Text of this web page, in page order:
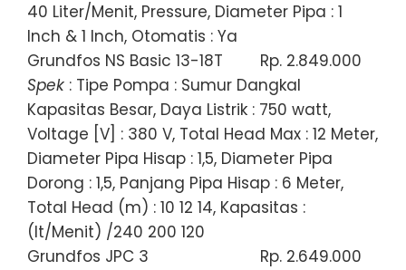
40 Liter/Menit, Pressure, Diameter Pipa : 1
Inch & 1 Inch, Otomatis : Ya
Grundfos NS Basic 13-18T
Rp. 2.849.000
Spek : Tipe Pompa : Sumur Dangkal
Kapasitas Besar, Daya Listrik : 750 watt,
Voltage [V] : 380 V, Total Head Max : 12 Meter,
Diameter Pipa Hisap : 1,5, Diameter Pipa
Dorong : 1,5, Panjang Pipa Hisap : 6 Meter,
Total Head (m) : 10 12 14, Kapasitas :
(lt/Menit) /240 200 120
Grundfos JPC 3
Rp. 2.649.000